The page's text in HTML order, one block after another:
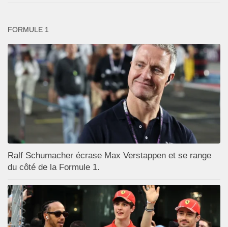
FORMULE 1
Ralf Schumacher écrase Max Verstappen et se range
du côté de la Formule 1.